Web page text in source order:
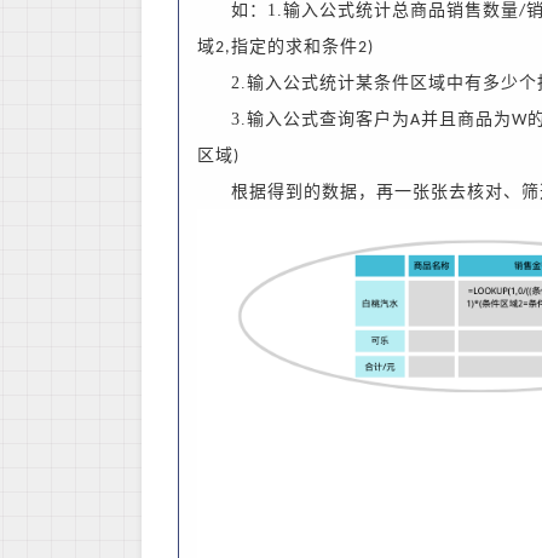
如： 1.输入公式统计总商品销售数量/
域2,指定的求和条件2)
2.输入公式统计某条件区域中有多少个
3.输入公式查询客户为A并且商品为W
区域)
根据得到的数据，再一张张去核对、